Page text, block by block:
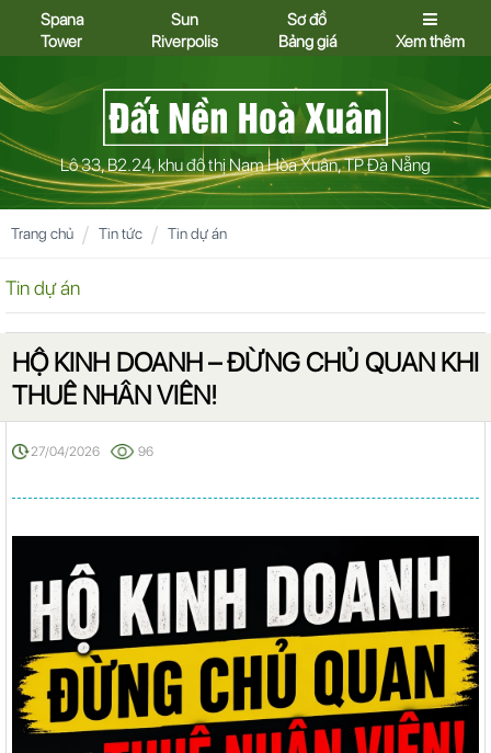
Spana
Tower
Sun
Riverpolis
Sơ đồ
Bảng giá
Xem thêm
Lô 33, B2.24, khu đô thị Nam Hòa Xuân, TP Đà Nẵng
Trang chủ Tin tức Tin dự án
Tin dự án
HỘ KINH DOANH – ĐỪNG CHỦ QUAN KHI
THUÊ NHÂN VIÊN!
27/04/2026 96